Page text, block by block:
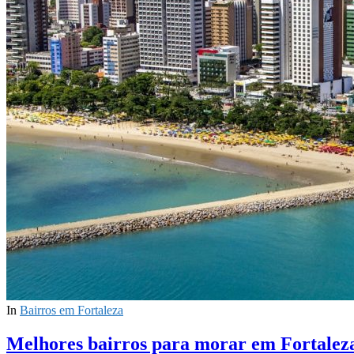
In Bairros em Fortaleza
Melhores bairros para morar em